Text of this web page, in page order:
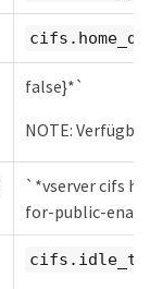
false}*`
NOTE:
`*vserver cifs
for-public-